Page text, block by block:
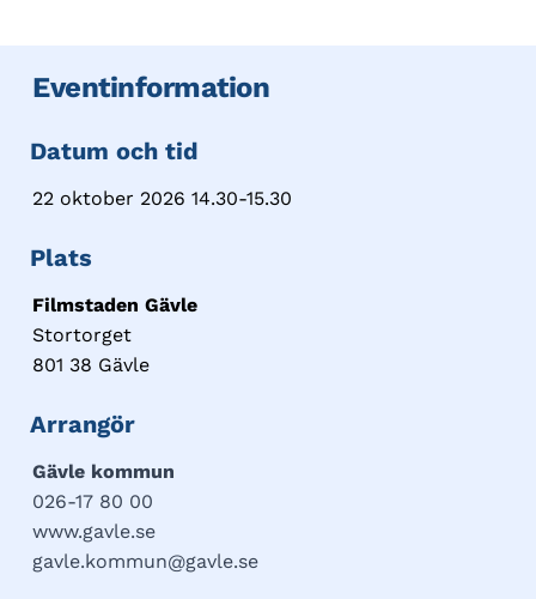
Eventinformation
Datum och tid
22 oktober 2026 14.30-15.30
Plats
Filmstaden Gävle
Stortorget
801 38 Gävle
Arrangör
Gävle kommun
026-17 80 00
www.gavle.se
gavle.kommun@gavle.se